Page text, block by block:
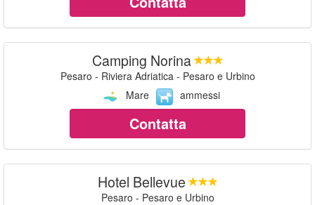
Camping Norina
Pesaro - Riviera Adriatica - Pesaro e Urbino
Mare
ammessi
Contatta
Hotel Bellevue
Pesaro - Pesaro e Urbino